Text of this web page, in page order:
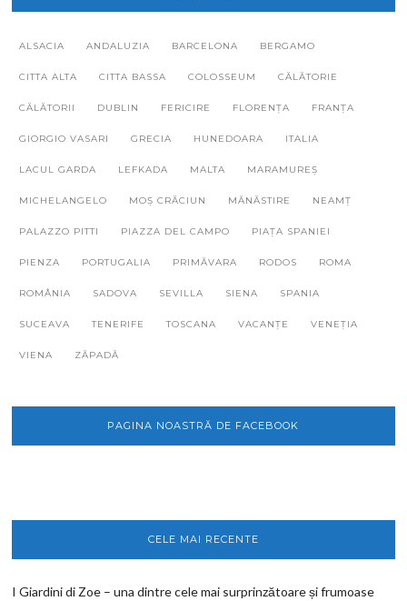
ALSACIA ANDALUZIA BARCELONA BERGAMO
CITTA ALTA CITTA BASSA COLOSSEUM CĂLĂTORIE
CĂLĂTORII DUBLIN FERICIRE FLORENȚA FRANȚA
GIORGIO VASARI GRECIA HUNEDOARA ITALIA
LACUL GARDA LEFKADA MALTA MARAMUREȘ
MICHELANGELO MOȘ CRĂCIUN MĂNĂSTIRE NEAMȚ
PALAZZO PITTI PIAZZA DEL CAMPO PIAȚA SPANIEI
PIENZA PORTUGALIA PRIMĂVARA RODOS ROMA
ROMÂNIA SADOVA SEVILLA SIENA SPANIA
SUCEAVA TENERIFE TOSCANA VACANȚE VENEȚIA
VIENA ZĂPADĂ
PAGINA NOASTRĂ DE FACEBOOK
CELE MAI RECENTE
I Giardini di Zoe – una dintre cele mai surprinzătoare și frumoase